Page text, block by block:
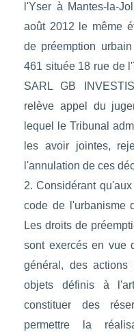
l'Yser à Mantes-la-
août 2012 le même
de préemption
461 située 18 rue de
SARL GB
relève appel du
lequel le Tribunal
les avoir jointes,
l'annulation de ces
2. Considérant
code de l'urbanisme
Les droits de
sont exercés en vue
général, des actions
objets définis à
constituer des
permettre la